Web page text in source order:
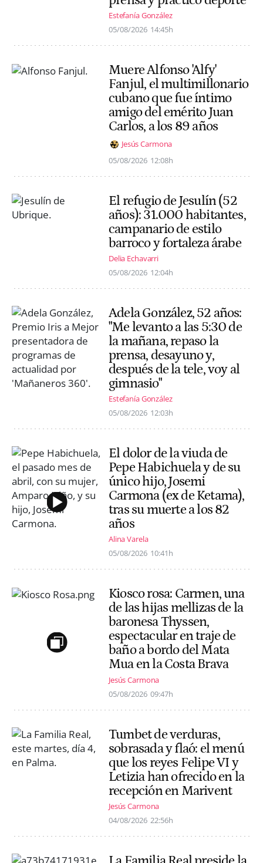
Estefanía González
05/08/2026 14:45h
Muere Alfonso 'Alfy'
Fanjul, el multimillonario
cubano que fue íntimo
amigo del emérito Juan
Carlos, a los 89 años
Jesús Carmona
05/08/2026 12:08h
El refugio de Jesulín (52
años): 31.000 habitantes,
campanario de estilo
barroco y fortaleza árabe
Delia Echavarri
05/08/2026 12:04h
Adela González, 52 años:
"Me levanto a las 5:30 de
la mañana, repaso la
prensa, desayuno y,
después de la tele, voy al
gimnasio"
Estefanía González
05/08/2026 12:03h
El dolor de la viuda de
Pepe Habichuela y de su
único hijo, Josemi
Carmona (ex de Ketama),
tras su muerte a los 82
años
Alina Varela
05/08/2026 10:41h
Kiosco rosa: Carmen, una
de las hijas mellizas de la
baronesa Thyssen,
espectacular en traje de
baño a bordo del Mata
Mua en la Costa Brava
Jesús Carmona
05/08/2026 09:47h
Tumbet de verduras,
sobrasada y flaó: el menú
que los reyes Felipe VI y
Letizia han ofrecido en la
recepción en Marivent
Jesús Carmona
04/08/2026 22:56h